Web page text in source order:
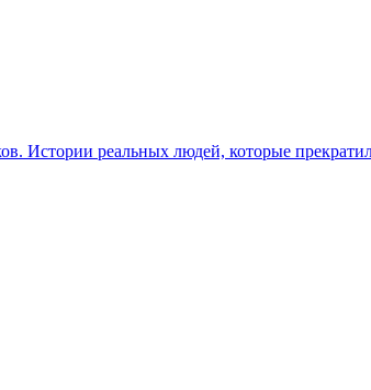
Истории реальных людей, которые